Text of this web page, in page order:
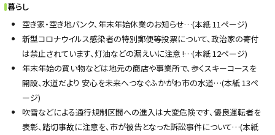
暮らし
空き家・空き地バンク、年末年始休業のお知らせ…(本紙 11ページ)
新型コロナウイルス感染者の特別郵便等投票について、政治家の寄付
は禁止されています、灯油などの漏えいに注意 !…(本紙 12ページ)
年末年始の買い物などは地元の商店や事業所で、歩くスキーコースを
開設、水道だより 安心を未来へつなぐふかがわ市の水道…(本紙 13ペ
ージ)
吹雪などによる通行規制区間への進入は大変危険です、優良運転者を
表彰、踏切事故に注意を、市が被告となった訴訟事件について…(本紙